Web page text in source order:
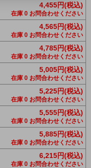
4,455円(税込)
在庫 0 お問合わせください
4,565円(税込)
在庫 0 お問合わせください
4,785円(税込)
在庫 0 お問合わせください
5,005円(税込)
在庫 0 お問合わせください
5,225円(税込)
在庫 0 お問合わせください
5,555円(税込)
在庫 0 お問合わせください
5,885円(税込)
在庫 0 お問合わせください
6,215円(税込)
在庫 0 お問合わせください